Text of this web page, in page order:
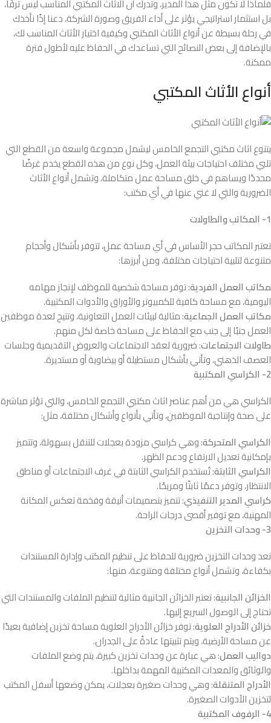
فلماذا لا تكون مثل هذا المدير، وتدرك أن الاثاث المكتبي المناسب ليس ترفًا،
بل استثمار استراتيجي يؤثر على أداء الفريق وصورة الشركة، دعنا إذًا نأخذك
في رحلة بسيطة عن أنواع الأثاث المكتبي وكيفية اختيار الأثاث المناسب لك،
بالإضافة إلى بعض النصائح التي تساعدك في الحفاظ عليه لأطول فترة
ممكنة.
أنواع الأثاث المكتبي
يتنوع اثاث مكتبي التجمع الخامس ليشمل مجموعة واسعة من القطع التي
تلبي مختلف احتياجات بيئة العمل، وكل نوع من هذه القطع يخدم غرضًا
محددًا ويساهم في خلق مساحة عمل متكاملة، وتشمل أنواع الأثاث
الضرورية والتي لا غني عنها في أي مكتب:
1- المكاتب والطاولات
تعتبر المكاتب حجر الأساس في أي مساحة عمل، تتوفر بأشكال وأحجام
متنوعة لتلبية احتياجات مختلفة، ومن أبرزها:
مكاتب العمل الفردية: توفر مساحة شخصية للموظف لإنجاز مهامه
اليومية، مع مساحة كافية للكمبيوتر والأوراق والأدوات المكتبية.
مكاتب العمل الجماعية: مثالية لبيئات العمل التعاونية، وتتيح لعدة موظفين
العمل جنبًا إلى جنب مع الحفاظ على مساحة خاصة لكل منهم.
طاولات الاجتماعات: ضرورية لعقد الاجتماعات والعروض التقديمية وجلسات
العصف الذهني، وتأتي بأشكال مستطيلة أو بيضاوية أو مستديرة.
2- الكراسي المكتبية
الكراسي هي من أهم عناصر اثاث مكتبي التجمع الخامس، والتي تؤثر مباشرة
على صحة وإنتاجية الموظفين، وتأتي بأنواع وأشكال مختلفة، مثل:
الكراسي المتحركة: وهي كراسي مزودة بعجلات للتنقل بسهولة، وتتميز
بإمكانية تعديل الارتفاع ودعم الظهر.
الكراسي الثابتة: تُستخدم الكراسي الثابتة في غرف الاجتماعات أو مناطق
الانتظار، وتوفر دعمًا ثابتًا ومريحًا.
كراسي المدير التنفيذي: تتميز بتصميمات أنيقة وفخمة تعكس المكانة
المهنية، مع توفير أقصى درجات الراحة.
3- وحدات التخزين
تعد وحدات التخزين ضرورية للحفاظ على تنظيم المكتب وإدارة المستندات
بكفاءة، وتشمل أنواع مختلفة ومتنوعة، منها:
الخزائن الجانبية: تعتبر الخزائن الجانبية مثالية لتنظيم الملفات والمستندات التي
تحتاج إلى الوصول السريع إليها.
خزائن الأدراج العلوية: توفر خزائن الأدراج العلوية مساحة تخزين إضافية بعيدًا
عن مساحة الأرضية، ويتم تثبيتها عادةً على الجدران.
دواليب العمل: هي عبارة عن وحدات تخزين كبيرة، يتم وضع الملفات
والوثائق والمعدات المكتبية المهمة بداخلها.
الأدراج المتنقلة: وهي وحدات صغيرة بعجلات، يمكن وضعها أسفل المكتب
لتخزين الأدوات الصغيرة.
4- الرفوف المكتبية